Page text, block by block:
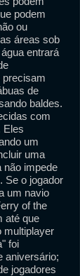
podem
ou
áreas sob
entrará
precisam
de
baldes.
com
Eles
um
uma
não impede
Se o jogador
um navio
of the
até que
multiplayer
foi
aniversário;
jogadores